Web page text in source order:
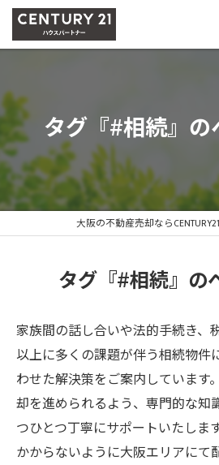
タグ『#相続』
大阪の不動産売却なら
タグ『#相続』の
家族間の話し合いや法的手続き、
以上に多くの課題が伴う相続物件
わせた解決策をご案内しています
却を進められるよう、専門的な知
つひとつ丁寧にサポートいたしま
かからないように大阪エリアにて